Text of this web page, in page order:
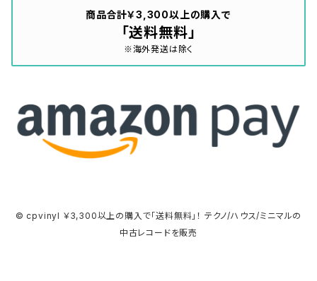
商品合計￥3,300以上の購入で
「送料無料」
※海外発送は除く
© cpvinyl ￥3,300以上の購入で「送料無料」！ テクノ/ハウス/ミニマルの
中古レコードを販売